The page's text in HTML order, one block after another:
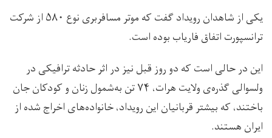
یکی از شاهدان رویداد گفت که موتر مسافربری نوع ۵۸۰ از شرکت
ترانسپورت اتفاق فاریاب بوده است.
این در حالی است که دو روز قبل نیز در اثر حادثه ترافیکی در
ولسوالی گذره‌ی ولایت هرات، ۷۴ تن به‌شمول زنان و کودکان جان
باختند، که بیشتر قربانیان این رویداد، خانواده‌های اخراج شده از
ایران هستند.